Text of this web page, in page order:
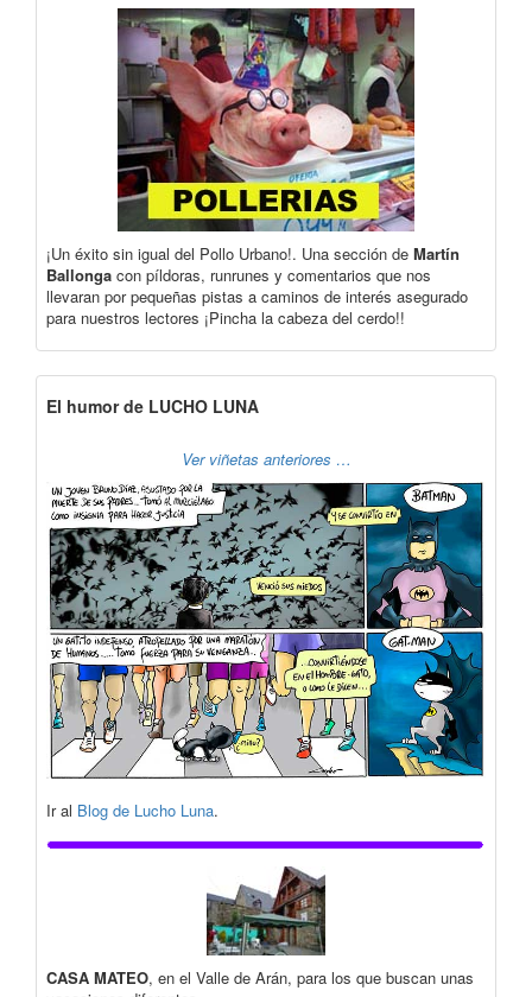
¡Un éxito sin igual del Pollo Urbano!. Una sección de Martín
Ballonga con píldoras, runrunes y comentarios que nos
llevaran por pequeñas pistas a caminos de interés asegurado
para nuestros lectores ¡Pincha la cabeza del cerdo!!
El humor de LUCHO LUNA
Ver viñetas anteriores …
Ir al Blog de Lucho Luna.
CASA MATEO, en el Valle de Arán, para los que buscan unas